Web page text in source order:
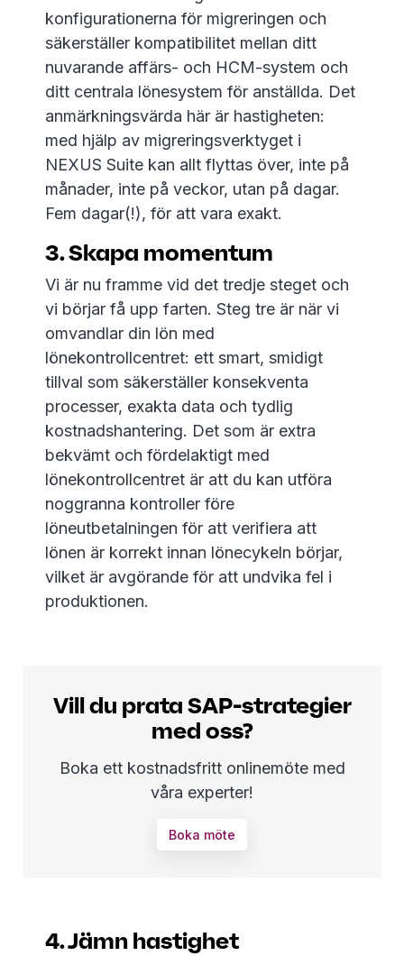
konfigurationerna för migreringen och
säkerställer kompatibilitet mellan ditt
nuvarande affärs- och HCM-system och
ditt centrala lönesystem för anställda. Det
anmärkningsvärda här är hastigheten:
med hjälp av migreringsverktyget i
NEXUS Suite kan allt flyttas över, inte på
månader, inte på veckor, utan på dagar.
Fem dagar(!), för att vara exakt.
3. Skapa momentum
Vi är nu framme vid det tredje steget och
vi börjar få upp farten. Steg tre är när vi
omvandlar din lön med
lönekontrollcentret: ett smart, smidigt
tillval som säkerställer konsekventa
processer, exakta data och tydlig
kostnadshantering. Det som är extra
bekvämt och fördelaktigt med
lönekontrollcentret är att du kan utföra
noggranna kontroller före
löneutbetalningen för att verifiera att
lönen är korrekt innan lönecykeln börjar,
vilket är avgörande för att undvika fel i
produktionen.
Vill du prata SAP-strategier
med oss?
Boka ett kostnadsfritt onlinemöte med
våra experter!
Boka möte
4. Jämn hastighet